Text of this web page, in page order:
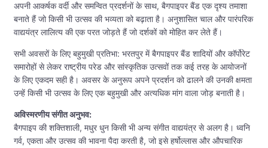
अपनी आकर्षक वर्दी और समन्वित प्रदर्शनों के साथ, बैगपाइपर बैंड एक दृश्य तमाशा
बनाते हैं जो किसी भी उत्सव की भव्यता को बढ़ाता है। अनुशासित चाल और पारंपरिक
वाद्ययंत्र लालित्य की एक परत जोड़ते हैं जो दर्शकों को मोहित कर लेते हैं।
सभी अवसरों के लिए बहुमुखी प्रतिभा: भरतपुर में बैगपाइपर बैंड शादियों और कॉर्पोरेट
समारोहों से लेकर राष्ट्रीय परेड और सांस्कृतिक उत्सवों तक कई तरह के आयोजनों
के लिए एकदम सही है। अवसर के अनुरूप अपने प्रदर्शन को ढालने की उनकी क्षमता
उन्हें किसी भी उत्सव के लिए एक बहुमुखी और अत्यधिक मांग वाला जोड़ बनाती है।
अविस्मरणीय संगीत अनुभव:
बैगपाइप की शक्तिशाली, मधुर धुन किसी भी अन्य संगीत वाद्ययंत्र से अलग है। ध्वनि
गर्व, एकता और उत्सव की भावना पैदा करती है, जो इसे हर्षोल्लास और औपचारिक